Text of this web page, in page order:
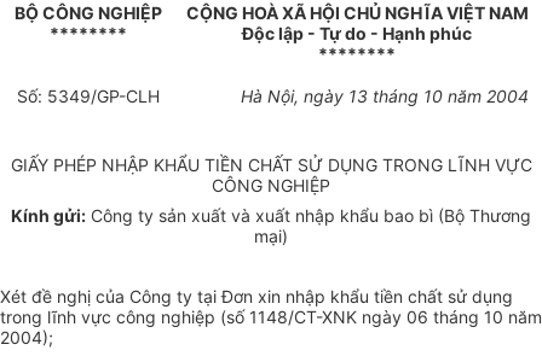
BỘ CÔNG NGHIỆP
********
CỘNG HOÀ XÃ HỘI CHỦ NGHĨA VIỆT NAM
Độc lập - Tự do - Hạnh phúc
********
Số: 5349/GP-CLH Hà Nội, ngày 13 tháng 10 năm 2004
GIẤY PHÉP NHẬP KHẨU TIỀN CHẤT SỬ DỤNG TRONG LĨNH VỰC
CÔNG NGHIỆP
Kính gửi: Công ty sản xuất và xuất nhập khẩu bao bì (Bộ Thương
mại)
Xét đề nghị của Công ty tại Đơn xin nhập khẩu tiền chất sử dụng
trong lĩnh vực công nghiệp (số 1148/CT-XNK ngày 06 tháng 10 năm
2004);